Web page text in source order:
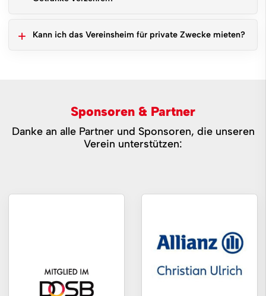
Kann ich das Vereinsheim für private Zwecke mieten?
Sponsoren & Partner
Danke an alle Partner und Sponsoren, die unseren
Verein unterstützen: